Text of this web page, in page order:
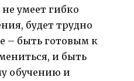
умеет гибко
будет трудно
– быть готовым к
и быть
обучению и